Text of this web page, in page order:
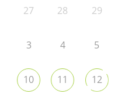
27 28 29
3 4 5
10 11 12